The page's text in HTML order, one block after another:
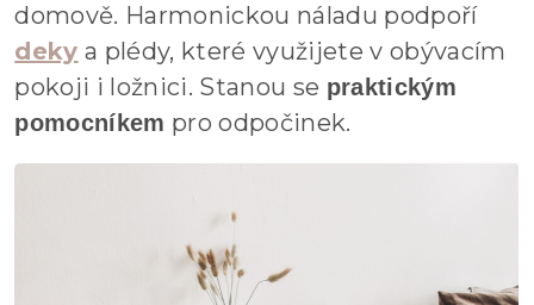
domově. Harmonickou náladu podpoří
deky a plédy, které využijete v obývacím
pokoji i ložnici. Stanou se praktickým
pomocníkem pro odpočinek.